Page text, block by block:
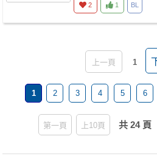
2 1 BL
上一頁 1
1 2 3 4 5 6
第一頁 上10頁 共 24 頁